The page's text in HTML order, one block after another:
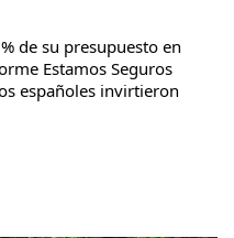
de su presupuesto en
Estamos Seguros
españoles invirtieron